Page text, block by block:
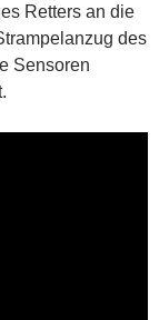
Retters an die
des
Sensoren